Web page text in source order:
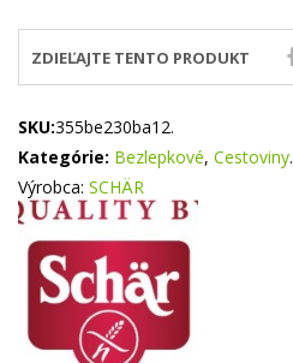
ZDIEĽAJTE TENTO PRODUKT
SKU:355be230ba12.
Kategórie: Bezlepkové, Cestoviny.
Výrobca: SCHÄR